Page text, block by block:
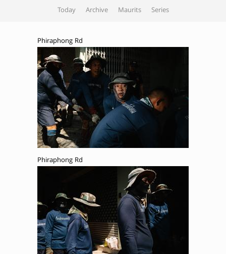
Today Archive Maurits Series
Phiraphong Rd
Phiraphong Rd